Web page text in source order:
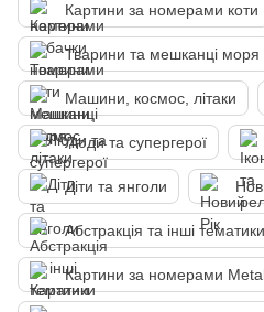
Картини за номерами коти
Тварини та мешканці моря
Машини, космос, літаки
Люди та супергерої
Діти та янголи
Абстракція та інші тематики
Картини за номерами